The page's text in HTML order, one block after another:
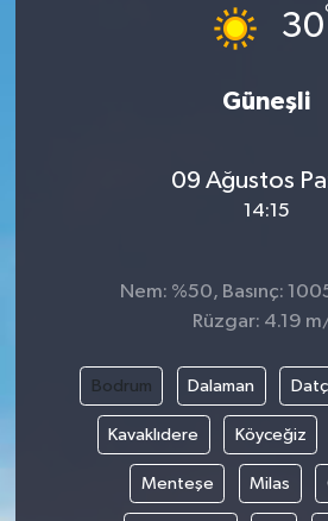
30
Güneşli
09 Ağustos
14:15
Nem: %50, Basınç:
Rüzgar: 4.19
Bodrum Dalaman
Kavaklıdere Köyceğiz
Menteşe Milas